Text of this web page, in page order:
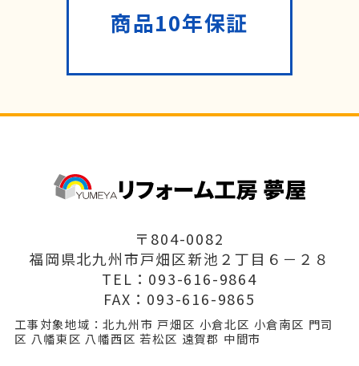
商品10年保証
〒804-0082
福岡県北九州市戸畑区新池２丁目６－２８
TEL：093-616-9864
FAX：093-616-9865
工事対象地域：北九州市 戸畑区 小倉北区 小倉南区 門司
区 八幡東区 八幡西区 若松区 遠賀郡 中間市